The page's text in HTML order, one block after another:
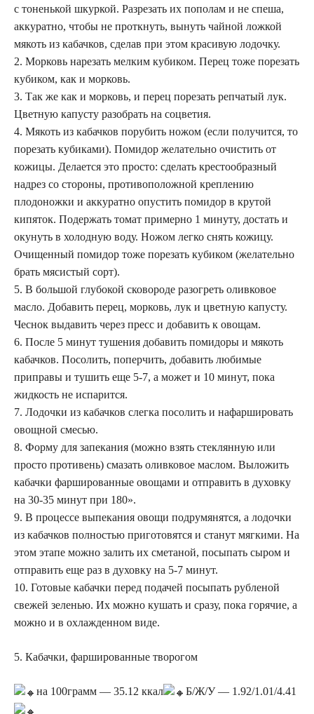
с тоненькой шкуркой. Разрезать их пополам и не спеша,
аккуратно, чтобы не проткнуть, вынуть чайной ложкой
мякоть из кабачков, сделав при этом красивую лодочку.
2. Морковь нарезать мелким кубиком. Перец тоже порезать
кубиком, как и морковь.
3. Так же как и морковь, и перец порезать репчатый лук.
Цветную капусту разобрать на соцветия.
4. Мякоть из кабачков порубить ножом (если получится, то
порезать кубиками). Помидор желательно очистить от
кожицы. Делается это просто: сделать крестообразный
надрез со стороны, противоположной креплению
плодоножки и аккуратно опустить помидор в крутой
кипяток. Подержать томат примерно 1 минуту, достать и
окунуть в холодную воду. Ножом легко снять кожицу.
Очищенный помидор тоже порезать кубиком (желательно
брать мясистый сорт).
5. В большой глубокой сковороде разогреть оливковое
масло. Добавить перец, морковь, лук и цветную капусту.
Чеснок выдавить через пресс и добавить к овощам.
6. После 5 минут тушения добавить помидоры и мякоть
кабачков. Посолить, поперчить, добавить любимые
приправы и тушить еще 5-7, а может и 10 минут, пока
жидкость не испарится.
7. Лодочки из кабачков слегка посолить и нафаршировать
овощной смесью.
8. Форму для запекания (можно взять стеклянную или
просто противень) смазать оливковое маслом. Выложить
кабачки фаршированные овощами и отправить в духовку
на 30-35 минут при 180».
9. В процессе выпекания овощи подрумянятся, а лодочки
из кабачков полностью приготовятся и станут мягкими. На
этом этапе можно залить их сметаной, посыпать сыром и
отправить еще раз в духовку на 5-7 минут.
10. Готовые кабачки перед подачей посыпать рубленой
свежей зеленью. Их можно кушать и сразу, пока горячие, а
можно и в охлажденном виде.
5. Кабачки, фаршированные творогом
на 100грамм — 35.12 ккал Б/Ж/У — 1.92/1.01/4.41